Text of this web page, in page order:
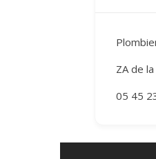
ZA de
05 45